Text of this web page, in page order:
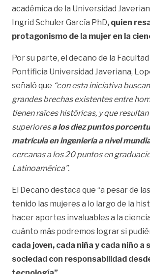
académica de la Universidad
Ingrid Schuler García PhD, quien
protagonismo de la mujer en la
Por su parte, el decano de la
Pontificia Universidad Javeriana,
señaló que “con esta iniciativa
grandes brechas existentes entre
tienen raíces históricas, y que
superioresa los diez puntos
matrícula en ingeniería a nivel
cercanas a los 20 puntos en
Latinoamérica”.
El Decano destaca que “a pesar de
tenido las mujeres a lo largo de la
hacer aportes invaluables a la
cuánto más podremos lograr si
cada joven, cada niña y cada niño a
sociedad con responsabilidad